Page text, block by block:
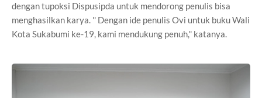
dengan tupoksi Dispusipda untuk mendorong penulis bisa
menghasilkan karya. '' Dengan ide penulis Ovi untuk buku Wali
Kota Sukabumi ke-19, kami mendukung penuh,'' katanya.